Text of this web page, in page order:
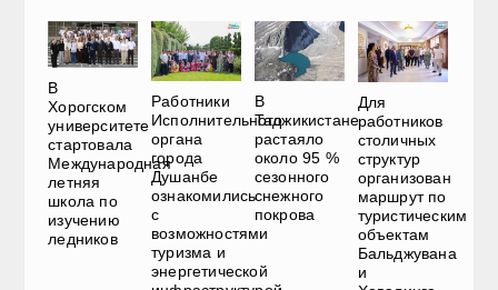
В
Хорогском
университете
стартовала
Международная
летняя
школа по
изучению
ледников
Работники
Исполнительного
органа
города
Душанбе
ознакомились
с
возможностями
туризма и
энергетической
В
Таджикистане
растаяло
около 95 %
сезонного
снежного
покрова
Для
работников
столичных
структур
организован
маршрут по
туристическим
объектам
Бальджувана
и